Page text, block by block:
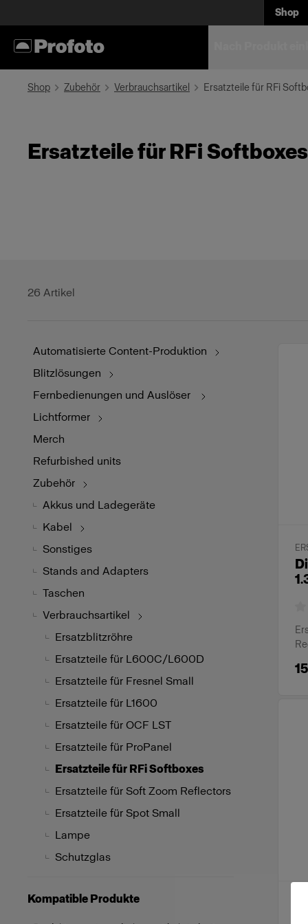
Shop
Shop Zubehör Verbrauchsartikel Ersatzteile für RFi
Ersatzteile für RFi Softboxes
26 Artikel
Automatisierte Content-Produktion
Blitzlösungen
Fernbedienungen und Auslöser
Lichtformer
Merch
Refurbished units
Zubehör
Akkus und Ladegeräte
Kabel
Sonstiges
Stands and Adapters
Taschen
Verbrauchsartikel
Ersatzblitzröhre
Ersatzteile für L600C/L600D
Ersatzteile für Fresnel Small
Ersatzteile für L1600
Ersatzteile für OCF LST
Ersatzteile für ProPanel
Ersatzteile für RFi Softboxes
Ersatzteile für Soft Zoom Reflectors
Ersatzteile für Spot Small
Lampe
Schutzglas
Kompatible Produkte